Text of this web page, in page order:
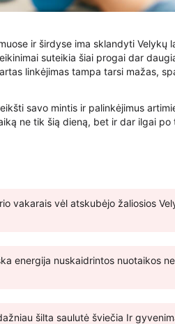
ir širdyse ima sklandyti Velykų
suteikia šiai progai dar
linkėjimas tampa tarsi mažas,
savo mintis ir palinkėjimus
ne tik šią dieną, bet ir dar ilgai po
vakarais vėl atskubėjo žaliosios
energija nuskaidrintos nuotaikos
šilta saulutė šviečia Ir